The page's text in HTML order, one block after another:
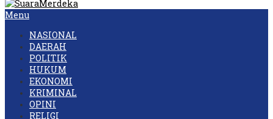
Menu
NASIONAL
DAERAH
POLITIK
HUKUM
EKONOMI
KRIMINAL
OPINI
RELIGI